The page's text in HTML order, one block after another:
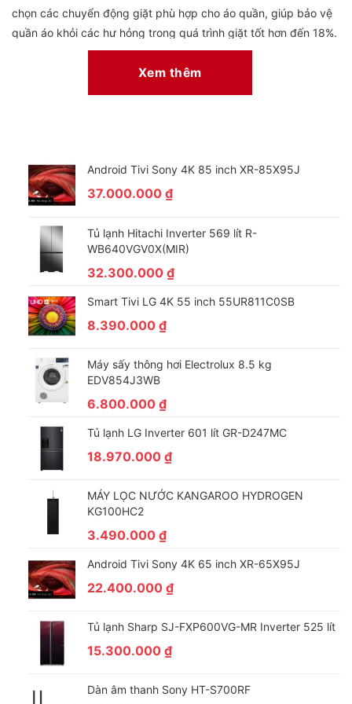
chọn các chuyển động giặt phù hợp cho áo quần, giúp bảo vệ
quần áo khỏi các hư hỏng trong quá trình giặt tốt hơn đến 18%.
Tối ưu bảo vệ quần áo, giảm thiểu hư tổn vải với công
nghệ giặt 6 Motion DD
giặt giúp quần áo được làm sạch qua nhiều bước giặt: Đập,
nén, nhào trộn, quay, đảo, chà xát. Qua đó giảm thiểu sự hư
trong việc bảo vệ quần áo của bạn trong quá trình giặt.
Xem thêm
Android Tivi Sony 4K 85 inch XR-85X95J
37.000.000 ₫
Tủ lạnh Hitachi Inverter 569 lít R-
WB640VGV0X(MIR)
32.300.000 ₫
Smart Tivi LG 4K 55 inch 55UR811C0SB
8.390.000 ₫
Máy sấy thông hơi Electrolux 8.5 kg
EDV854J3WB
6.800.000 ₫
Tủ lạnh LG Inverter 601 lít GR-D247MC
18.970.000 ₫
MÁY LỌC NƯỚC KANGAROO HYDROGEN
KG100HC2
3.490.000 ₫
Android Tivi Sony 4K 65 inch XR-65X95J
22.400.000 ₫
Tủ lạnh Sharp SJ-FXP600VG-MR Inverter 525 lít
15.300.000 ₫
Dàn âm thanh Sony HT-S700RF